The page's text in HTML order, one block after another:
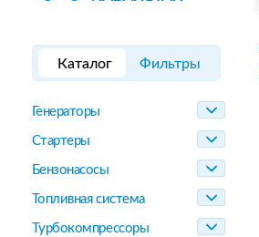
Каталог Фильтры
Генераторы
Стартеры
Бензонасосы
Топливная система
Турбокомпрессоры